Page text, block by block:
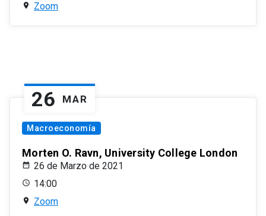
Zoom
26 MAR
Macroeconomía
Morten O. Ravn, University College London
26 de Marzo de 2021
14:00
Zoom